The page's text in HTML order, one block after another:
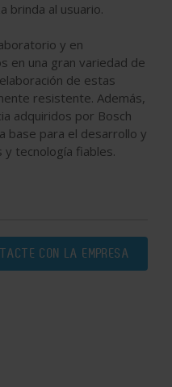
brinda al usuario.
y en
en una gran variedad de
de estas
resistente. Además,
adquiridos por Bosch
base para el desarrollo y
y tecnología fiables.
CON LA EMPRESA